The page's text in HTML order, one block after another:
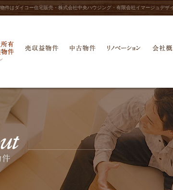
件はダイコー住宅販売・株式会社中央ハウジング・有限会社イマージュデザ
例 当社所有収益物件売収益物件 中古物件 リノベ
当社所有収